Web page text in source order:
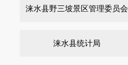
涞水县野三坡景区管理委员会
涞水县统计局